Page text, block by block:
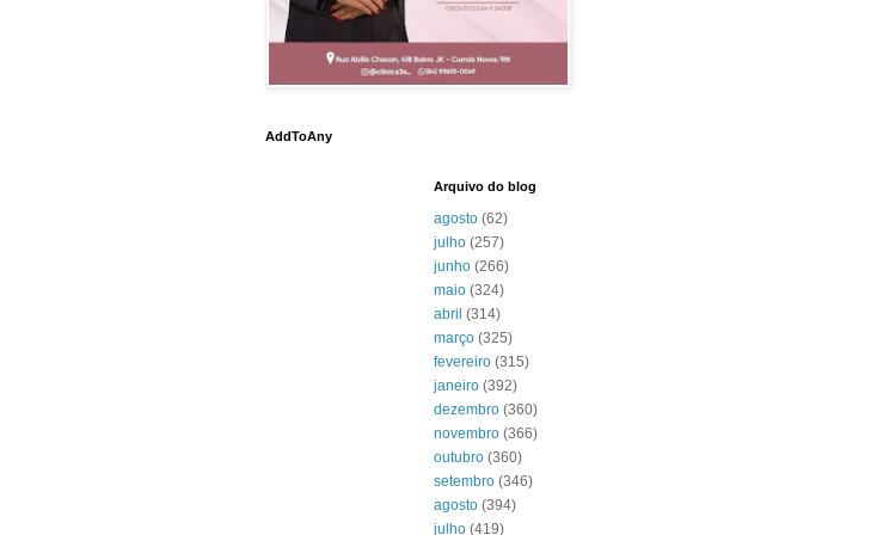
AddToAny
Arquivo do blog
agosto (62)
julho (257)
junho (266)
maio (324)
abril (314)
março (325)
fevereiro (315)
janeiro (392)
dezembro (360)
novembro (366)
outubro (360)
setembro (346)
agosto (394)
julho (419)